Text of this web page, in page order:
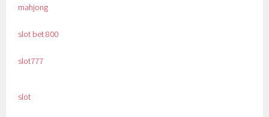
mahjong
slot bet 800
slot777
slot